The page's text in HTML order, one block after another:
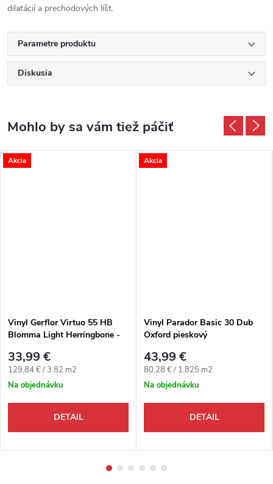
dilatácií a prechodových líšt.
Parametre produktu
Diskusia
Akcia
Vinyl Gerflor Virtuo 55 HB
Blomma Light Herringbone -
33,99 €
Jednotková cena:
129,84 € / 3.82 m2
Na objednávku
DETAIL
Akcia
Vinyl Parador Basic 30 Dub
Oxford pieskový
43,99 €
Jednotková cena:
80,28 € / 1.825 m2
Na objednávku
DETAIL